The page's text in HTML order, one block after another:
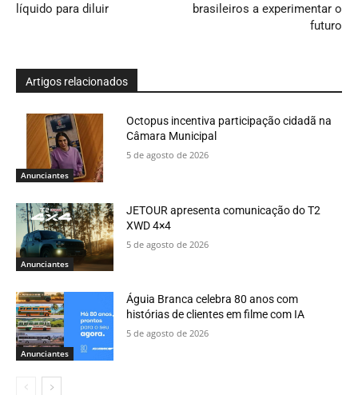
líquido para diluir
brasileiros a experimentar o
futuro
Artigos relacionados
Anunciantes
Octopus incentiva participação cidadã na
Câmara Municipal
5 de agosto de 2026
Anunciantes
JETOUR apresenta comunicação do T2
XWD 4×4
5 de agosto de 2026
Anunciantes
Águia Branca celebra 80 anos com
histórias de clientes em filme com IA
5 de agosto de 2026